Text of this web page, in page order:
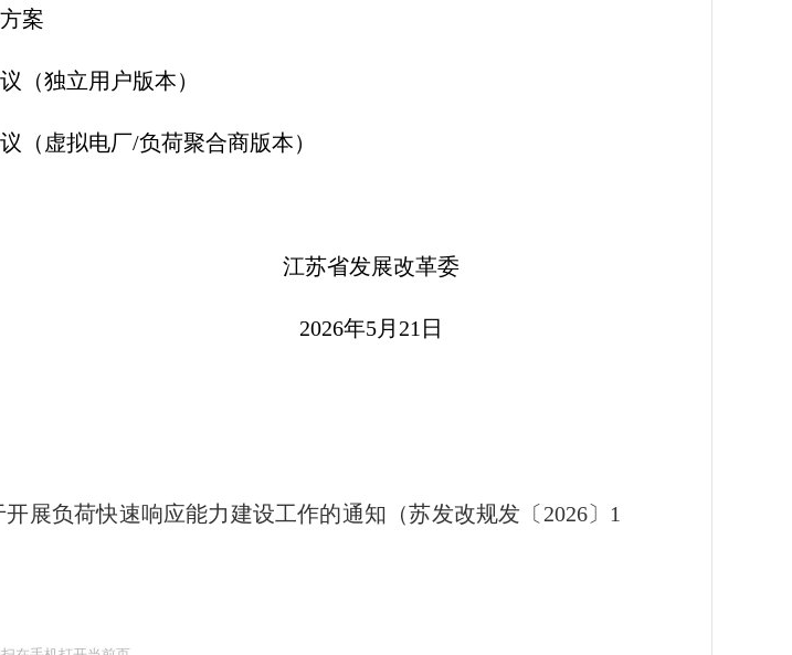
案
独立用户版本）
虚拟电厂/负荷聚合商版本）
展改革委
5月21日
展负荷快速响应能力建设工作的通知（苏发改规发〔2026〕1